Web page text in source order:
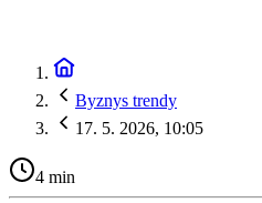
Byznys trendy
17. 5. 2026, 10:05
4 min